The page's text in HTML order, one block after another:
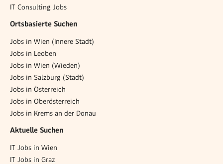
IT Consulting Jobs
Ortsbasierte Suchen
Jobs in Wien (Innere Stadt)
Jobs in Leoben
Jobs in Wien (Wieden)
Jobs in Salzburg (Stadt)
Jobs in Österreich
Jobs in Oberösterreich
Jobs in Krems an der Donau
Aktuelle Suchen
IT Jobs in Wien
IT Jobs in Graz